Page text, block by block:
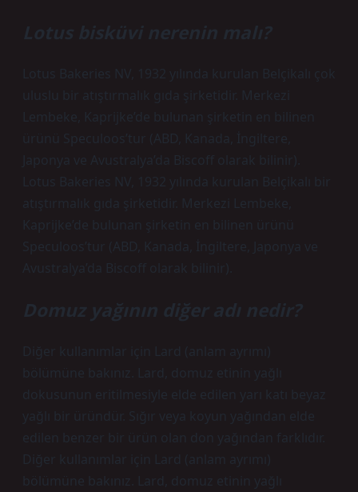
Lotus bisküvi nerenin malı?
Lotus Bakeries NV, 1932 yılında kurulan Belçikalı çok
uluslu bir atıştırmalık gıda şirketidir. Merkezi
Lembeke, Kaprijke’de bulunan şirketin en bilinen
ürünü Speculoos’tur (ABD, Kanada, İngiltere,
Japonya ve Avustralya’da Biscoff olarak bilinir).
Lotus Bakeries NV, 1932 yılında kurulan Belçikalı bir
atıştırmalık gıda şirketidir. Merkezi Lembeke,
Kaprijke’de bulunan şirketin en bilinen ürünü
Speculoos’tur (ABD, Kanada, İngiltere, Japonya ve
Avustralya’da Biscoff olarak bilinir).
Domuz yağının diğer adı nedir?
Diğer kullanımlar için Lard (anlam ayrımı)
bölümüne bakınız. Lard, domuz etinin yağlı
dokusunun eritilmesiyle elde edilen yarı katı beyaz
yağlı bir üründür. Sığır veya koyun yağından elde
edilen benzer bir ürün olan don yağından farklıdır.
Diğer kullanımlar için Lard (anlam ayrımı)
bölümüne bakınız. Lard, domuz etinin yağlı